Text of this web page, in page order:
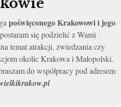
poświęconego Krakowowi i jego
się podzielić z Wami
temat atrakcji, zwiedzania czy
okolic Krakowa i Małopolski.
do współpracy pod adresem